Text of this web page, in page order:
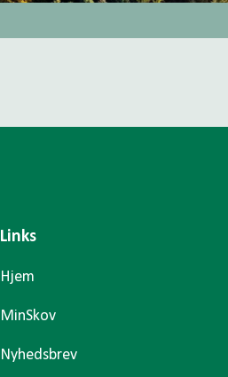
Links
Hjem
MinSkov
Nyhedsbrev